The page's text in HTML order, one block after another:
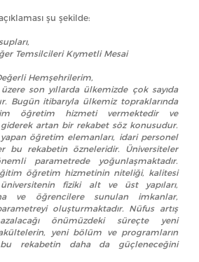
şu şekilde:
Temsilcileri Kıymetli Mesai
Hemşehrilerim,
son yıllarda ülkemizde çok sayıda
Bugün itibarıyla ülkemiz topraklarında
öğretim hizmeti vermektedir ve
giderek artan bir rekabet söz konusudur.
öğretim elemanları, idari personel
bu rekabetin özneleridir. Üniversiteler
parametrede yoğunlaşmaktadır.
öğretim hizmetinin niteliği, kalitesi
fiziki alt ve üst yapıları,
ve öğrencilere sunulan imkanlar,
oluşturmaktadır. Nüfus artış
azalacağı önümüzdeki süreçte yeni
yeni bölüm ve programların
bu rekabetin daha da güçleneceğini